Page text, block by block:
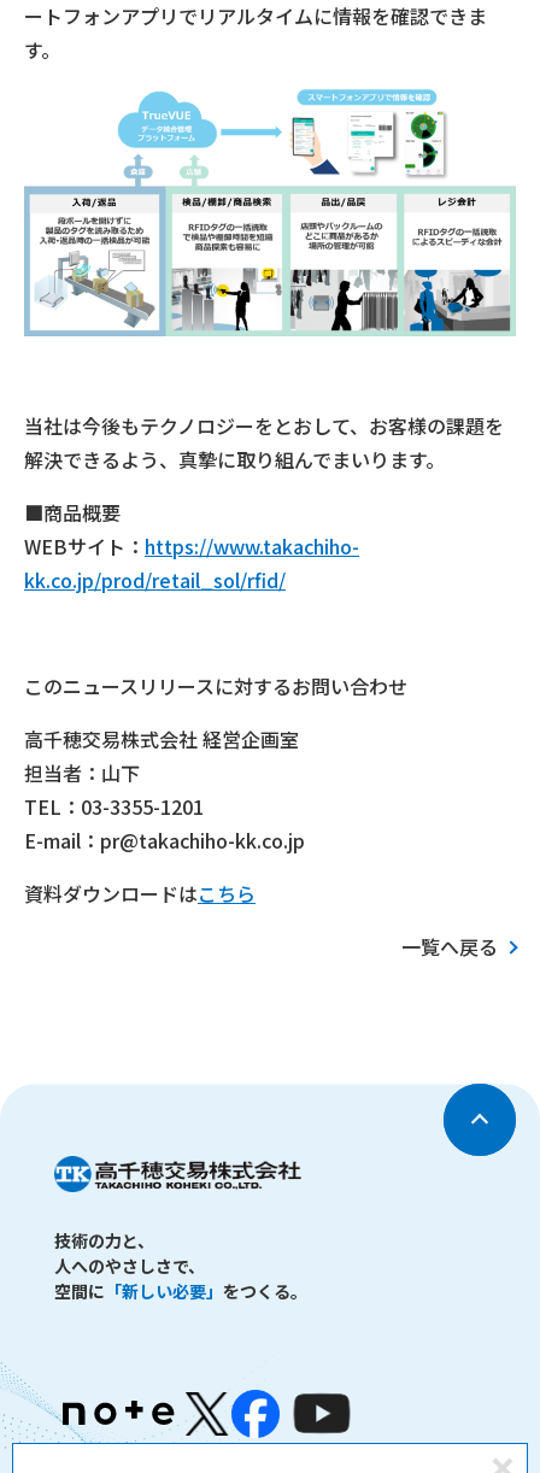
ートフォンアプリでリアルタイムに情報を確認できま
す。
当社は今後もテクノロジーをとおして、お客様の課題を
解決できるよう、真摯に取り組んでまいります。
■商品概要
WEBサイト： https://www.takachiho-
kk.co.jp/prod/retail_sol/rfid/
このニュースリリースに対するお問い合わせ
高千穂交易株式会社 経営企画室
担当者：山下
TEL：03-3355-1201
E-mail：pr@takachiho-kk.co.jp
資料ダウンロードはこちら
一覧へ戻る
技術の力と、
人へのやさしさで、
空間に 「新しい必要」 をつくる。